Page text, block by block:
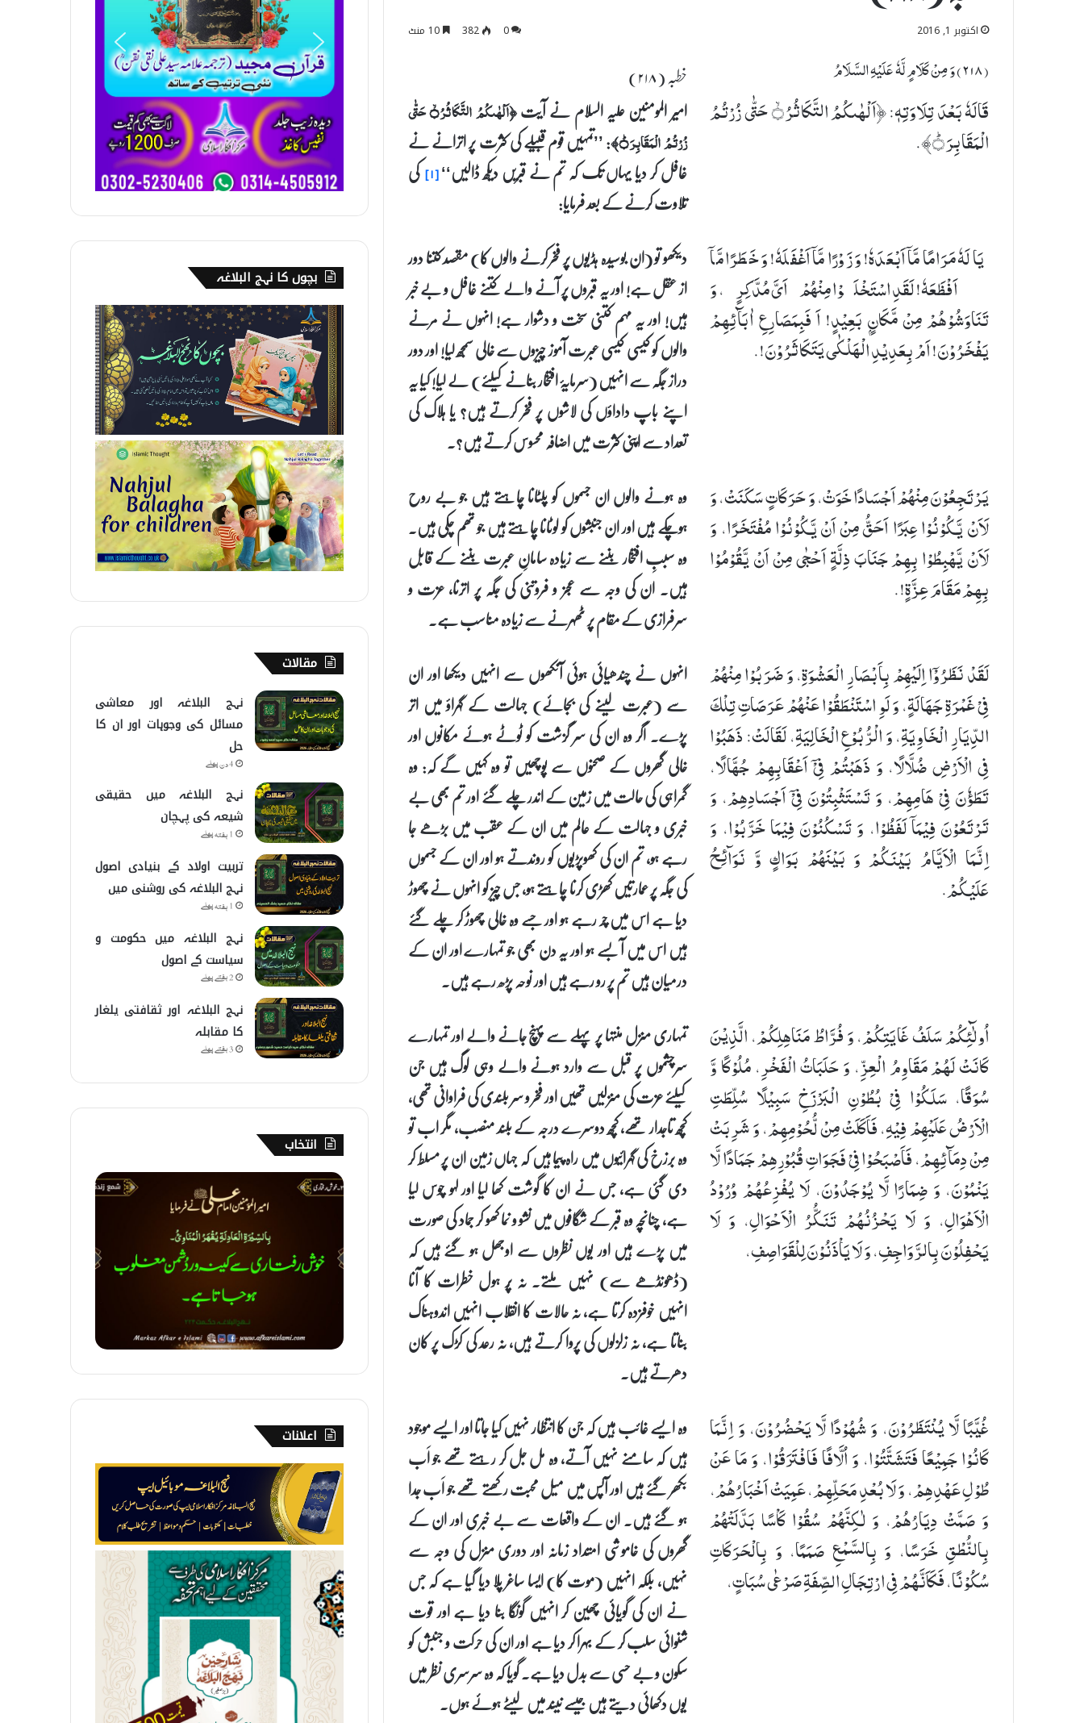
اکتوبر 1, 2016 0
382
(٢۱٨) وَ مِنْ كَلَامٍ لَّهٗ عَلَیْهِ السَّلَامُ خطبہ (۲۱۸)
قَالَهٗ بَعْدَ تِلَاوَتِهٖ: ﴿اَلْهٰىكُمُ التَّكَاثُرُۙ۝ حَتّٰی زُرْتُمُ
الْمَقَابِرَؕ۝﴾.
امیر المومنین علیہ السلام نے آیت
﴿اَلْهٰىكُمُ التَّكَاثُرُۙ۝ حَتّٰی
زُرْتُمُ الْمَقَابِرَؕ۝﴾
: ’’تمہیں قوم قبیلے کی کثرت پر اترانے نے
غافل کر دیا یہاں تک کہ تم نے قبریں دیکھ ڈالیں‘‘[۱] کی
تلاوت کرنے کے بعد فرمایا:
یَا لَهٗ مَرَامًا مَّاۤ اَبْعَدَهٗ! وَ زَوْرًا مَّاۤ اَغْفَلَهٗ! وَ خَطَرًا مَّاۤ
اَفْظَعَهٗ! لَقَدِ اسْتَخْلَوْا مِنْهُمْ اَیَّ مُدَّكِرٍ، وَ
تَنَاوَشُوْهُمْ مِنْ مَّكَانٍۭ بَعِیْدٍ! اَ فَبِمَصَارِعِ اٰبَآئِهِمْ
یَفْخَرُوْنَ! اَمْ بِعَدِیْدِ الْهَلْكٰی یَتَكَاثَرُوْنَ!.
دیکھو تو (ان بوسیدہ ہڈیوں پر فخر کرنے والوں کا) مقصد کتنا دور
از عقل ہے! اور یہ قبروں پر آنے والے کتنے غافل و بے خبر
ہیں! اور یہ مہم کتنی سخت و دشوار ہے! انہوں نے مرنے
والوں کو کیسی کیسی عبرت آموز چیزوں سے خالی سمجھ لیا! اور دور
دراز جگہ سے انہیں (سرمایۂ افتخار بنانے کیلئے) لے لیا! کیا یہ
اپنے باپ داداؤں کی لاشوں پر فخر کرتے ہیں؟ یا ہلاک کی
تعداد سے اپنی کثرت میں اضافہ محسوس کرتے ہیں؟۔
یَرْتَجِعُوْنَ مِنْهُمْ اَجْسَادًا خَوَتْ، وَ حَرَكَاتٍ سَكَنَتْ، وَ
لَاَنْ یَّكُوْنُوْا عِبَرًا اَحَقُّ مِنْ اَنْ یَّكُوْنُوْا مُفْتَخَرًا، وَ
لَاَنْ یَّهْبِطُوْا بِهِمْ جَنَابَ ذِلَّةٍ اَحْجٰی مِنْ اَنْ یَّقُوْمُوْا
بِهِمْ مَقَامَ عِزَّةٍ!.
وہ ہونے والوں ان جسموں کو پلٹانا چاہتے ہیں جو بے روح
ہوچکے ہیں اور ان جنبشوں کو لوٹانا چاہتے ہیں جو تھم چکی ہیں۔
وہ سببِ افتخار بننے سے زیادہ سامانِ عبرت بننے کے قابل
ہیں۔ ان کی وجہ سے عجز و فروتنی کی جگہ پر اترنا، عزت و
سرفرازی کے مقام پر ٹھہرنے سے زیادہ مناسب ہے۔
لَقَدْ نَظَرُوْۤا اِلَیْهِمْ بِاَبْصَارِ الْعَشْوَةِ، وَ ضَرَبُوْا مِنْهُمْ
فِیْ غَمْرَةِ جَهَالَةٍ، وَ لَوِ اسْتَنْطَقُوْا عَنْهُمْ عَرَصَاتِ تِلْكَ
الدِّیَارِ الْخَاوِیَةِ، وَ الْرُّبُوْعِ الْخَالِیَةِ، لَقَالَتْ: ذَهَبُوْا
فِی الْاَرْضِ ضُلَّالًا، وَ ذَهَبْتُمْ فِیْۤ اَعْقَابِهِمْ جُهَّالًا،
تَطَؤٗنَ فِیْ هَامِهِمْ، وَ تَسْتَثْبِتُوْنَ فِیْۤ اَجْسَادِهِمْ، وَ
تَرْتَعُوْنَ فِیْمَاۤ لَفَظُوْا، وَ تَسْكُنُوْنَ فِیْمَا خَرَّبُوْا، وَ
اِنَّمَا الْاَیَّامُ بَیْنَكُمْ وَ بَیْنَهُمْ بَوَاكٍ وَّ نَوَاۗئِحُ
عَلَیْكُمْ.
انہوں نے چندھیائی ہوئی آنکھوں سے انہیں دیکھا اور ان
سے (عبرت لینے کی بجائے) جہالت کے گہراؤ میں اتر
پڑے۔ اگر وہ ان کی سر گزشت کو ٹوٹے ہوئے مکانوں اور
خالی گھروں کے صحنوں سے پوچھیں تو وہ کہیں گے کہ: وہ
گمراہی کی حالت میں زمین کے اندر چلے گئے اور تم بھی بے
خبری و جہالت کے عالم میں ان کے عقب میں بڑھے جا
رہے ہو، تم ان کی کھوپڑیوں کو روندتے ہو اور ان کے جسموں
کی جگہ پر عمارتیں کھڑی کرنا چاہتے ہو، جس چیز کو انہوں نے چھوڑ
دیا ہے اس میں چر رہے ہو اور جسے وہ خالی چھوڑ کر چلے گئے
ہیں اس میں آ بسے ہو اور یہ دن بھی جو تمہارے اور ان کے
درمیان ہیں تم پر رو رہے ہیں اور نوحہ پڑھ رہے ہیں۔
اُولٰٓئِكُمْ سَلَفُ غَایَتِكُمْ، وَ فُرَّاطُ مَنَاهِلِكُمْ، الَّذِیْنَ
كَانَتْ لَهُمْ مَقَاوِمُ الْعِزِّ، وَ حَلَبَاتُ الْفَخْرِ، مُلُوْكًا وَّ
سُوَقًا، سَلَكُوْا فِیْ بُطُوْنِ الْبَرْزَخِ سَبِیْلًا سُلِّطَتِ
الْاَرْضُ عَلَیْهِمْ فِیْهِ، فَاَكَلَتْ مِنْ لُّحُوْمِهِمْ، وَ شَرِبَتْ
مِنْ دِمَآئِهِمْ، فَاَصْبَحُوْا فِیْ فَجَوَاتِ قُبُوْرِهِمْ جَمَادًا لَّا
یَنْمُوْنَ، وَ ضِمَارًا لَّا یُوْجَدُوْنَ، لَا یُفْزِعُهُمْ وُرُوْدُ
الْاَهْوَالِ، وَ لَا یَحْزُنُهُمْ تَنَكُّرُ الْاَحْوَالِ، وَ لَا
یَحْفِلُوْنَ بِالرَّوَاجِفِ، وَ لَا یَاْذَنُوْنَ لِلْقَوَاصِفِ،
تمہاری منزل منتہا پر پہلے سے پہنچ جانے والے اور تمہارے
سرچشموں پر قبل سے وارد ہونے والے وہی لوگ ہیں جن
کیلئے عزت کی منزلیں تھیں اور فخر و سر بلندی کی فراوانی تھی،
کچھ تاجدار تھے، کچھ دوسرے درجہ کے بلند منصب، مگر اب تو
وہ برزخ کی گہرائیوں میں راہ پیما ہیں کہ جہاں زمین ان پر مسلط کر
دی گئی ہے، جس نے ان کا گوشت کھا لیا اور لہو چوس لیا
ہے، چنانچہ وہ قبر کے شگافوں میں نشو و نما کھو کر جماد کی صورت
میں پڑے ہیں اور یوں نظروں سے اوجھل ہو گئے ہیں کہ
(ڈھونڈھے سے) نہیں ملتے۔ نہ پُر ہول خطرات کا آنا
انہیں خوفزدہ کرتا ہے، نہ حالات کا انقلاب انہیں اندوہناک
بناتا ہے، نہ زلزلوں کی پروا کرتے ہیں، نہ رعد کی کڑک پر کان
دھرتے ہیں۔
غُیَّبًا لَّا یُنْتَظَرُوْنَ، وَ شُهُوْدًا لَّا یَحْضُرُوْنَ، وَ اِنَّمَا
كَانُوْا جَمِیْعًا فَتَشَتَّتُوْا، وَ اُلَّافًا فَافْتَرَقُوْا، وَ مَا عَنْ
طُوْلِ عَهْدِهِمْ، وَ لَا بُعْدِ مَحَلِّهِمْ، عَمِیَتْ اَخْبَارُهُمْ،
وَ صَمَّتْ دِیَارُهُمْ، وَ لٰكِنَّهُمْ سُقُوْا كَاْسًا بَدَّلَتْهُمْ
بِالنُّطْقِ خَرَسًا، وَ بِالسَّمْعِ صَمَمًا، وَ بِالْحَرَكَاتِ
سُكُوْنًا، فَكَاَنَّهُمْ فِی ارْتِجَالِ الصِّفَةِ صَرْعٰی سُبَاتٍ،
وہ ایسے غائب ہیں کہ جن کا انتظار نہیں کیا جاتا اور ایسے موجود
ہیں کہ سامنے نہیں آتے، وہ مل جل کر رہتے تھے جو اَب
بکھر گئے ہیں اور آپس میں میل محبت رکھتے تھے جو اَب جدا
ہو گئے ہیں۔ ان کے واقعات سے بے خبری اور ان کے
گھروں کی خاموشی امتداد زمانہ اور دوری منزل کی وجہ سے
نہیں، بلکہ انہیں (موت کا) ایسا ساغر پلا دیا گیا ہے کہ جس
نے ان کی گویائی چھین کر انہیں گونگا بنا دیا ہے اور قوت
شنوائی سلب کر کے بہرا کر دیا ہے اور ان کی حرکت و جنبش کو
سکون و بے حسی سے بدل دیا ہے۔ گویا کہ وہ سرسری نظر میں
یوں دکھائی دیتے ہیں جیسے نیند میں لیٹے ہوئے ہوں۔
بچوں کا نہج البلاغہ
مقالات
نہج البلاغہ اور معاشی
مسائل کی وجوہات اور ان کا
حل
4 دن پہلے
نہج البلاغہ میں حقیقی
شیعہ کی پہچان
1 ہفتہ پہلے
تربیت اولاد کے بنیادی اصول
نہج البلاغہ کی روشنی میں
1 ہفتہ پہلے
نہج البلاغہ میں حکومت و
سیاست کے اصول
2 ہفتے پہلے
نہج البلاغہ اور ثقافتی یلغار
کا مقابلہ
3 ہفتے پہلے
انتخاب
2
9
۔
خ
ر
ت
ا
ر
ی
اعلانات